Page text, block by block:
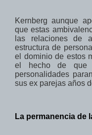
Kernberg aunque
que estas
las relaciones de
estructura de
el dominio de estos
el hecho de que
personalidades
sus ex parejas años
La permanencia de